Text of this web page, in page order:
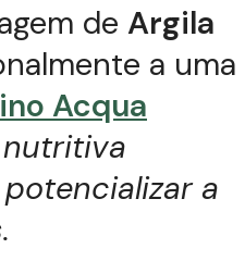
de Argila
a uma
Acqua
a